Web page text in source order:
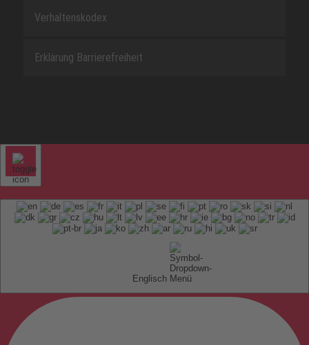
Verhaltenskodex
Erklärung Barrierefreiheit
Englisch